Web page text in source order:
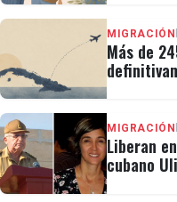
MIGRACIÓN
Más de
MIGRACIÓN
Liberan
cubano